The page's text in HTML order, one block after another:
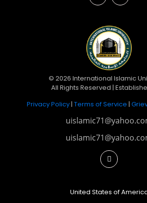
© 2026 International Islamic
All Rights Reserved |
Privacy Policy| Terms of Service |
United States of